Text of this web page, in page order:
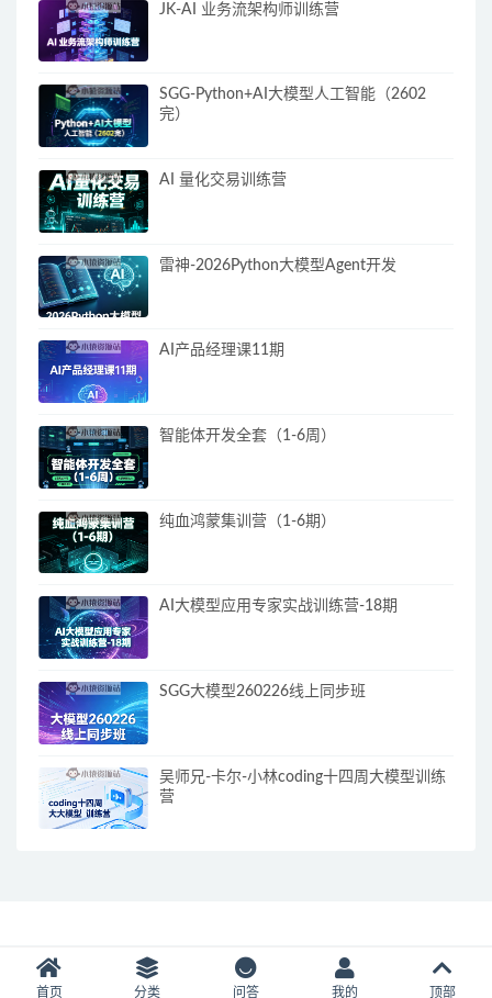
JK-AI 业务流架构师训练营
SGG-Python+AI大模型人工智能（2602
完）
AI 量化交易训练营
雷神-2026Python大模型Agent开发
AI产品经理课11期
智能体开发全套（1-6周）
纯血鸿蒙集训营（1-6期）
AI大模型应用专家实战训练营-18期
SGG大模型260226线上同步班
吴师兄-卡尔-小林coding十四周大模型训练
营
首页 分类 问答 我的 顶部